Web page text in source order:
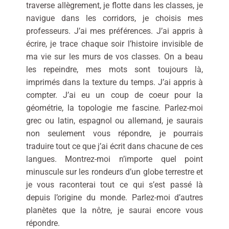
traverse allègrement, je flotte dans les classes, je
navigue dans les corridors, je choisis mes
professeurs. J’ai mes préférences. J’ai appris à
écrire, je trace chaque soir l’histoire invisible de
ma vie sur les murs de vos classes. On a beau
les repeindre, mes mots sont toujours là,
imprimés dans la texture du temps. J’ai appris à
compter. J’ai eu un coup de coeur pour la
géométrie, la topologie me fascine. Parlez-moi
grec ou latin, espagnol ou allemand, je saurais
non seulement vous répondre, je pourrais
traduire tout ce que j’ai écrit dans chacune de ces
langues. Montrez-moi n’importe quel point
minuscule sur les rondeurs d’un globe terrestre et
je vous raconterai tout ce qui s’est passé là
depuis l’origine du monde. Parlez-moi d’autres
planètes que la nôtre, je saurai encore vous
répondre.